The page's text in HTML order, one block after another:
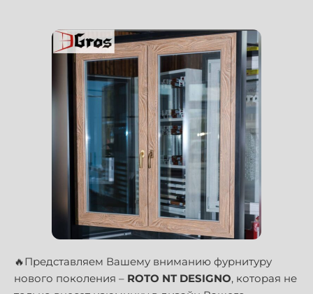
🔥Представляем Вашему вниманию фурнитуру
нового поколения – ROTO NT DESIGNO, которая не